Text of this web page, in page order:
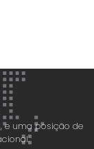
e uma posição de